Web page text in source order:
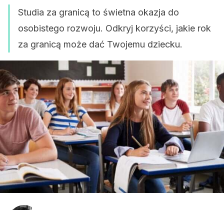
Studia za granicą to świetna okazja do
osobistego rozwoju. Odkryj korzyści, jakie rok
za granicą może dać Twojemu dziecku.